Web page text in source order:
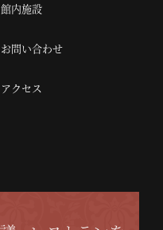
館内施設
お問い合わせ
アクセス